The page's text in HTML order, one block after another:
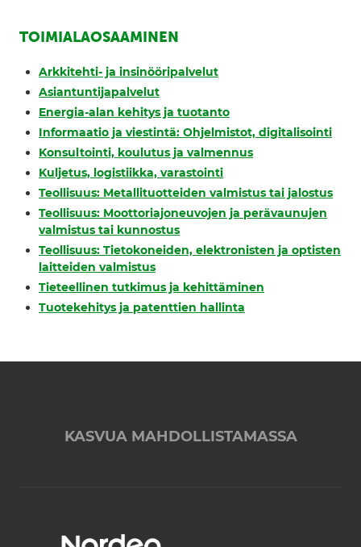
TOIMIALAOSAAMINEN
Arkkitehti- ja insinööripalvelut
Asiantuntijapalvelut
Energia-alan kehitys ja tuotanto
Informaatio ja viestintä: Ohjelmistot, digitalisointi
Konsultointi, koulutus ja valmennus
Kuljetus, logistiikka, varastointi
Teollisuus: Metallituotteiden valmistus tai jalostus
Teollisuus: Moottoriajoneuvojen ja perävaunujen
valmistus tai kunnostus
Teollisuus: Tietokoneiden, elektronisten ja optisten
laitteiden valmistus
Tieteellinen tutkimus ja kehittäminen
Tuotekehitys ja patenttien hallinta
KASVUA MAHDOLLISTAMASSA